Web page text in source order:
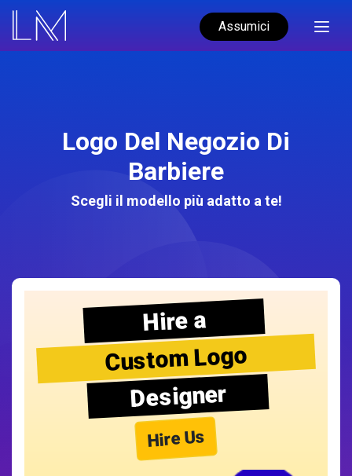
Assumici
Logo Del Negozio Di
Barbiere
Scegli il modello più adatto a te!
Hire a
Custom Logo
Designer
Hire Us